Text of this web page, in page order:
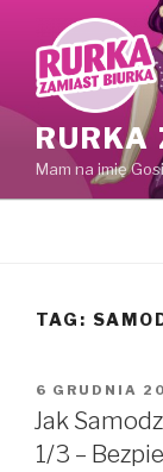
RURKA
Mam na imię
TAG:
W
6 GRUDNIA
Jak
1/3 –